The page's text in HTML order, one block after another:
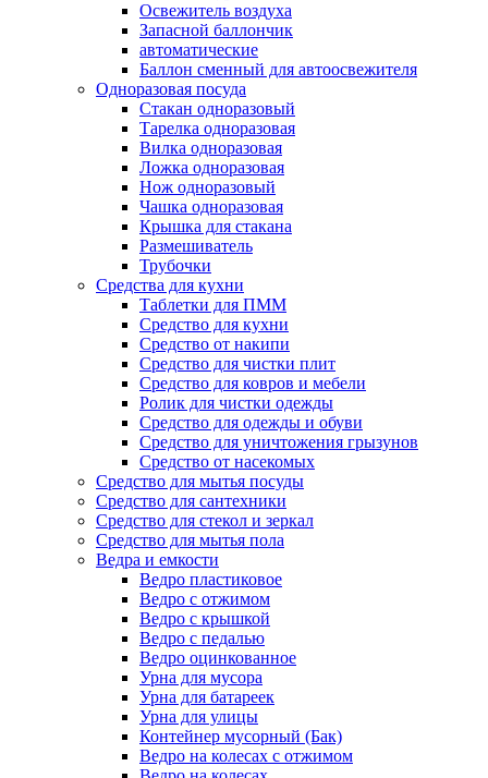
Освежитель воздуха
Запасной баллончик
автоматические
Баллон сменный для автоосвежителя
Одноразовая посуда
Стакан одноразовый
Тарелка одноразовая
Вилка одноразовая
Ложка одноразовая
Нож одноразовый
Чашка одноразовая
Крышка для стакана
Размешиватель
Трубочки
Средства для кухни
Таблетки для ПММ
Средство для кухни
Средство от накипи
Средство для чистки плит
Средство для ковров и мебели
Ролик для чистки одежды
Средство для одежды и обуви
Средство для уничтожения грызунов
Средство от насекомых
Средство для мытья посуды
Средство для сантехники
Средство для стекол и зеркал
Средство для мытья пола
Ведра и емкости
Ведро пластиковое
Ведро с отжимом
Ведро с крышкой
Ведро с педалью
Ведро оцинкованное
Урна для мусора
Урна для батареек
Урна для улицы
Контейнер мусорный (Бак)
Ведро на колесах с отжимом